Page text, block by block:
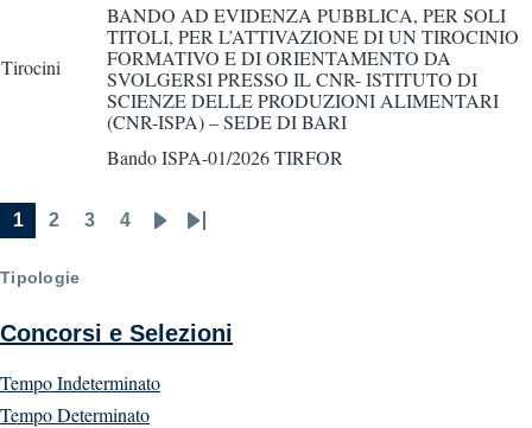
Tirocini
BANDO AD EVIDENZA PUBBLICA, PER SOLI
TITOLI, PER L’ATTIVAZIONE DI UN TIROCINIO
FORMATIVO E DI ORIENTAMENTO DA
SVOLGERSI PRESSO IL CNR- ISTITUTO DI
SCIENZE DELLE PRODUZIONI ALIMENTARI
(CNR-ISPA) – SEDE DI BARI
Bando ISPA-01/2026 TIRFOR
Pagination
Current
page
1 2 3
Page
4
Next Last
Tipologie
Concorsi e Selezioni
Tempo Indeterminato
Tempo Determinato